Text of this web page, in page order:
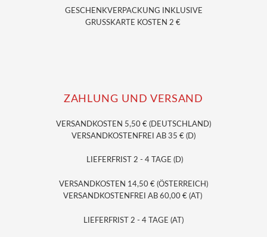
GESCHENKVERPACKUNG
INKLUSIVE
GRUSSKARTE KOSTEN 2 €
ZAHLUNG UND VERSAND
VERSANDKOSTEN 5,50 € (DEUTSCHLAND)
VERSANDKOSTENFREI AB 35 € (D)
LIEFERFRIST 2 - 4 TAGE (D)
VERSANDKOSTEN 14,50 € (ÖSTERREICH)
VERSANDKOSTENFREI AB 60,00 € (AT)
LIEFERFRIST 2 - 4 TAGE (AT)